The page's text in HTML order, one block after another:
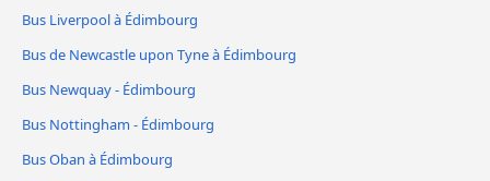
Bus Liverpool à Édimbourg
Bus de Newcastle upon Tyne à Édimbourg
Bus Newquay - Édimbourg
Bus Nottingham - Édimbourg
Bus Oban à Édimbourg